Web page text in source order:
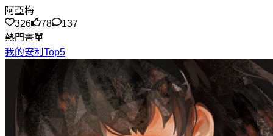
阿亞梅
326
78
137
熱門書單
我的安利Top5